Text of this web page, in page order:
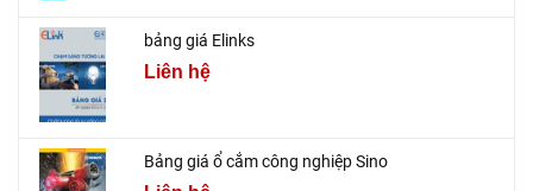
bảng giá Elinks
Liên hệ
Bảng giá ổ cắm công nghiệp Sino